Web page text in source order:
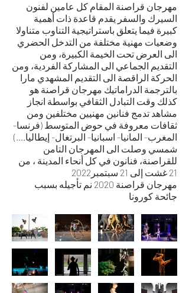
مهرجان قراصنة المقام كل عامين لفنون
السيرك والسفر يقدم قاعدة ذات أهمية
كبيرة فيما يتعلق باستراتيجية التناوب متناولا
وضعيات مهنية مختلفة من التدخل الحضري
الى العرض تحت الخيمة الكبيرة، ومن
التقديم الجماعي الى المشاركة الفردية، ومن
الحركة الراقصة الى التقديم المشهدي مارا
بالترجمة الدراماتيك مهرجان قراصنة هو
كذلك وقت التبادل الثقافي بواسطة انجاز
مشاهد تدمج فنانين مهنيين مختلفين ومن
ثقافات معروفة في حوض المتوسط (فرنسا-
المغرب- المانيا- اسبانيا- البرتغال- إيطاليا....)
شمسي وصلت الى المهرجان التامن
للقراصنة، فنانون في كل أنحاء المدينة ، من
21 غشت إلى 21 سبتمبر2022
مهرجان قراصنة 2020 نم تأجيله بسبب
جائحة كورونا